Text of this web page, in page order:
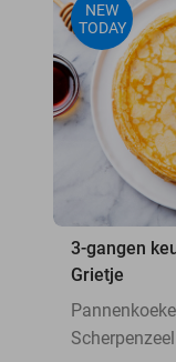
NEW
TODAY
3-gangen
Grietje
Scherpenzeel